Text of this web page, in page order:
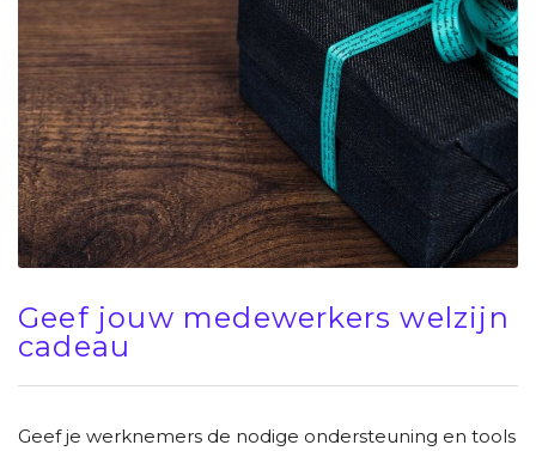
Geef jouw medewerkers welzijn
cadeau
Geef je werknemers de nodige ondersteuning en tools